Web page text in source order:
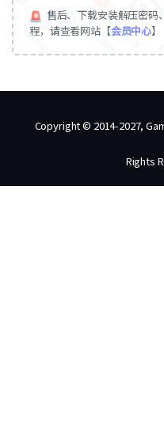
售后、下载安装解压密
程，请查看网站【会员中心】
Copyright © 2014-2027,
Rights